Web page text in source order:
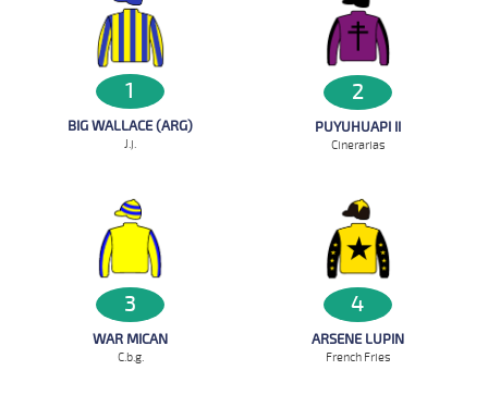
1
BIG WALLACE (ARG)
J.j.
2
PUYUHUAPI II
Cinerarias
3
WAR MICAN
C.b.g.
4
ARSENE LUPIN
French Fries